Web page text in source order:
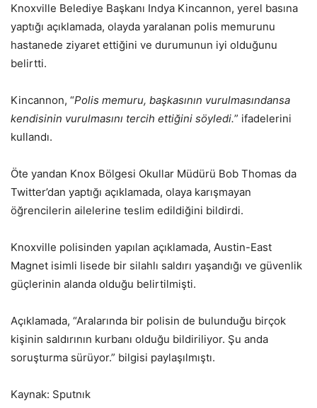
Knoxville Belediye Başkanı Indya Kincannon, yerel basına
yaptığı açıklamada, olayda yaralanan polis memurunu
hastanede ziyaret ettiğini ve durumunun iyi olduğunu
belirtti.
Kincannon, “Polis memuru, başkasının vurulmasındansa
kendisinin vurulmasını tercih ettiğini söyledi.” ifadelerini
kullandı.
Öte yandan Knox Bölgesi Okullar Müdürü Bob Thomas da
Twitter’dan yaptığı açıklamada, olaya karışmayan
öğrencilerin ailelerine teslim edildiğini bildirdi.
Knoxville polisinden yapılan açıklamada, Austin-East
Magnet isimli lisede bir silahlı saldırı yaşandığı ve güvenlik
güçlerinin alanda olduğu belirtilmişti.
Açıklamada, “Aralarında bir polisin de bulunduğu birçok
kişinin saldırının kurbanı olduğu bildiriliyor. Şu anda
soruşturma sürüyor.” bilgisi paylaşılmıştı.
Kaynak: Sputnık